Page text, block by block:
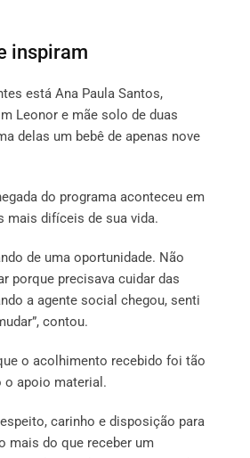
inspiram
está Ana Paula Santos,
Leonor e mãe solo de duas
delas um bebê de apenas nove
do programa aconteceu em
mais difíceis de sua vida.
de uma oportunidade. Não
porque precisava cuidar das
a agente social chegou, senti
contou.
o acolhimento recebido foi tão
o apoio material.
carinho e disposição para
mais do que receber um